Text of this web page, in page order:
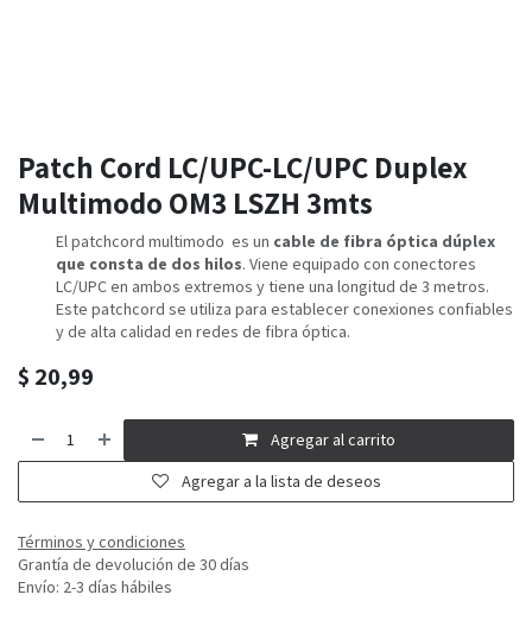
Patch Cord LC/UPC-LC/UPC Duplex
Multimodo OM3 LSZH 3mts
El patchcord multimodo es un cable de fibra óptica dúplex
que consta de dos hilos. Viene equipado con conectores
LC/UPC en ambos extremos y tiene una longitud de 3 metros.
Este patchcord se utiliza para establecer conexiones confiables
y de alta calidad en redes de fibra óptica.
$ 20,99
Agregar al carrito
Agregar a la lista de deseos
Términos y condiciones
Grantía de devolución de 30 días
Envío: 2-3 días hábiles